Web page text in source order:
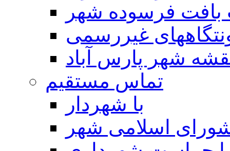
بافت فرسوده شهر
غیررسمی
شهر پارس آباد
تماس مستقیم
با شهردار
اسلامی شهر